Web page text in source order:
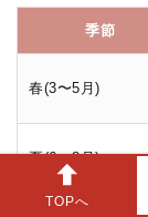
季節
春(3〜5月)
夏(6〜8月)
TOPへ